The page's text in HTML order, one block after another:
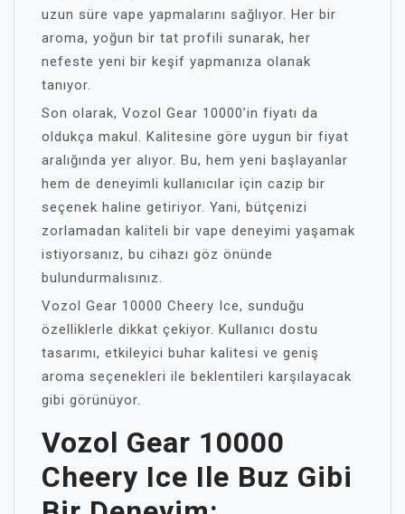
uzun süre vape yapmalarını sağlıyor. Her bir
aroma, yoğun bir tat profili sunarak, her
nefeste yeni bir keşif yapmanıza olanak
tanıyor.
Son olarak, Vozol Gear 10000’in fiyatı da
oldukça makul. Kalitesine göre uygun bir fiyat
aralığında yer alıyor. Bu, hem yeni başlayanlar
hem de deneyimli kullanıcılar için cazip bir
seçenek haline getiriyor. Yani, bütçenizi
zorlamadan kaliteli bir vape deneyimi yaşamak
istiyorsanız, bu cihazı göz önünde
bulundurmalısınız.
Vozol Gear 10000 Cheery Ice, sunduğu
özelliklerle dikkat çekiyor. Kullanıcı dostu
tasarımı, etkileyici buhar kalitesi ve geniş
aroma seçenekleri ile beklentileri karşılayacak
gibi görünüyor.
Vozol Gear 10000
Cheery Ice Ile Buz Gibi